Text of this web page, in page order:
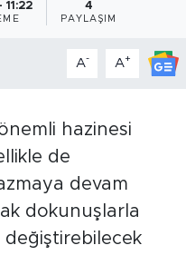
11:22 4
PAYLAŞIM
A- A+
hazinesi
de
devam
dokunuşlarla
değiştirebilecek